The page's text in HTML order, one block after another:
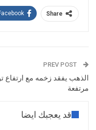
Share
الذهب يفقد زخمه مع ارتفاع
مرتفعة
قد يعجبك ايضا